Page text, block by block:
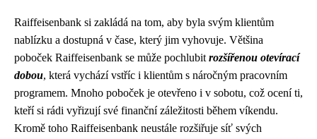
Raiffeisenbank si zakládá na tom, aby byla svým klientům
nablízku a dostupná v čase, který jim vyhovuje. Většina
poboček Raiffeisenbank se může pochlubit rozšířenou otevírací
dobou, která vychází vstříc i klientům s náročným pracovním
programem. Mnoho poboček je otevřeno i v sobotu, což ocení ti,
kteří si rádi vyřizují své finanční záležitosti během víkendu.
Kromě toho Raiffeisenbank neustále rozšiřuje síť svých